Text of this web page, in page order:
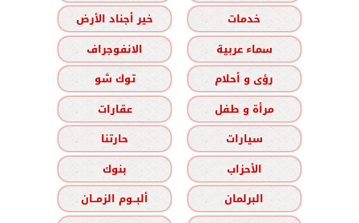
خدمات
خير أجناد الأرض
سماء عربية
الانفوجراف
رؤى و أحلام
توك شو
مرأة و طفل
عقارات
سيارات
حارتنا
الأحزاب
بنوك
البرلمان
ألبــوم الزمــان